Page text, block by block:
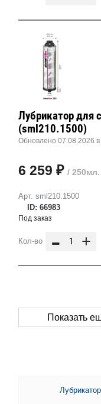
Арт. sml210.1500
ID: 66983
Лубрикатор для
(sml210.1500)
Обновлено 07.08.2026
6 259 ₽ / 250мл.
Под заказ
Кол-во - +
Показать